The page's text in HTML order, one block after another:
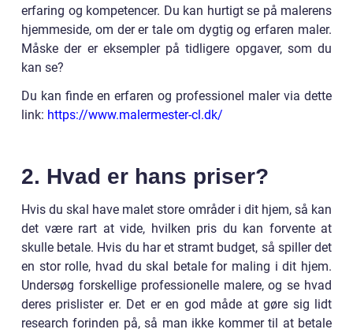
erfaring og kompetencer. Du kan hurtigt se på malerens
hjemmeside, om der er tale om dygtig og erfaren maler.
Måske der er eksempler på tidligere opgaver, som du
kan se?
Du kan finde en erfaren og professionel maler via dette
link: https://www.malermester-cl.dk/
2. Hvad er hans priser?
Hvis du skal have malet store områder i dit hjem, så kan
det være rart at vide, hvilken pris du kan forvente at
skulle betale. Hvis du har et stramt budget, så spiller det
en stor rolle, hvad du skal betale for maling i dit hjem.
Undersøg forskellige professionelle malere, og se hvad
deres prislister er. Det er en god måde at gøre sig lidt
research forinden på, så man ikke kommer til at betale